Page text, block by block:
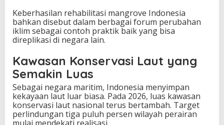
Keberhasilan rehabilitasi mangrove Indonesia
bahkan disebut dalam berbagai forum perubahan
iklim sebagai contoh praktik baik yang bisa
direplikasi di negara lain.
Kawasan Konservasi Laut yang
Semakin Luas
Sebagai negara maritim, Indonesia menyimpan
kekayaan laut luar biasa. Pada 2026, luas kawasan
konservasi laut nasional terus bertambah. Target
perlindungan tiga puluh persen wilayah perairan